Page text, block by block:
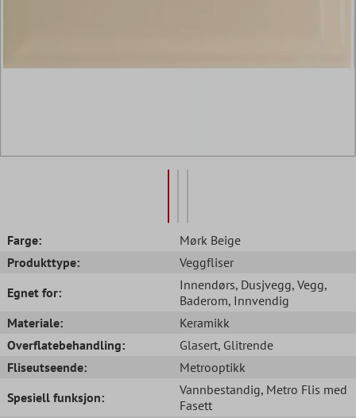
Farge:
Mørk Beige
Produkttype:
Veggfliser
Egnet for:
Innendørs, Dusjvegg, Vegg,
Baderom, Innvendig
Materiale:
Keramikk
Overflatebehandling:
Glasert, Glitrende
Fliseutseende:
Metrooptikk
Spesiell funksjon:
Vannbestandig, Metro Flis med
Fasett